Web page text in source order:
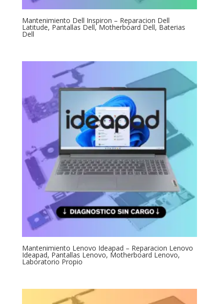
Mantenimiento Dell Inspiron – Reparacion Dell
Latitude, Pantallas Dell, Motherboard Dell, Baterias
Dell
Mantenimiento Lenovo Ideapad – Reparacion Lenovo
Ideapad, Pantallas Lenovo, Motherboard Lenovo,
Laboratorio Propio